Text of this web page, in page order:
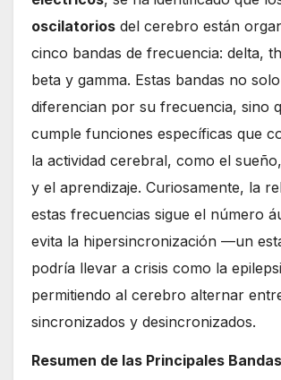
oscilatorios del cerebro están
cinco bandas de frecuencia: delta,
beta y gamma. Estas bandas no
diferencian por su frecuencia, sino
cumple funciones específicas que
la actividad cerebral, como el
y el aprendizaje. Curiosamente, la
estas frecuencias sigue el número
evita la hipersincronización —un
podría llevar a crisis como la
permitiendo al cerebro alternar
sincronizados y desincronizados.
Resumen de las Principales